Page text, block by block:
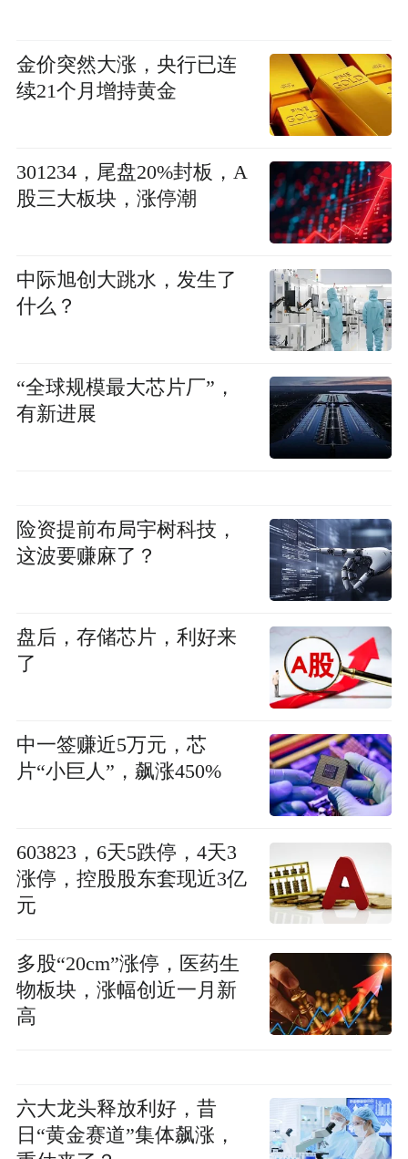
金价突然大涨，央行已连
续21个月增持黄金
301234，尾盘20%封板，A
股三大板块，涨停潮
中际旭创大跳水，发生了
什么？
“全球规模最大芯片厂”，
有新进展
险资提前布局宇树科技，
这波要赚麻了？
盘后，存储芯片，利好来
了
中一签赚近5万元，芯
片“小巨人”，飙涨450%
603823，6天5跌停，4天3
涨停，控股股东套现近3亿
元
多股“20cm”涨停，医药生
物板块，涨幅创近一月新
高
六大龙头释放利好，昔
日“黄金赛道”集体飙涨，